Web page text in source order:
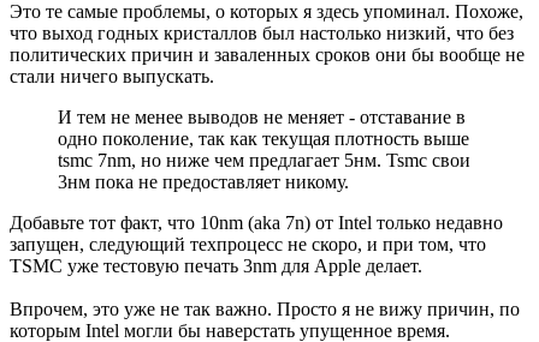
Это те самые проблемы, о которых я здесь упоминал. Похоже,
что выход годных кристаллов был настолько низкий, что без
политических причин и заваленных сроков они бы вообще не
стали ничего выпускать.
И тем не менее выводов не меняет - отставание в
одно поколение, так как текущая плотность выше
tsmc 7nm, но ниже чем предлагает 5нм. Tsmc свои
3нм пока не предоставляет никому.
Добавьте тот факт, что 10nm (aka 7n) от Intel только недавно
запущен, следующий техпроцесс не скоро, и при том, что
TSMC уже тестовую печать 3nm для Apple делает.
Впрочем, это уже не так важно. Просто я не вижу причин, по
которым Intel могли бы наверстать упущенное время.